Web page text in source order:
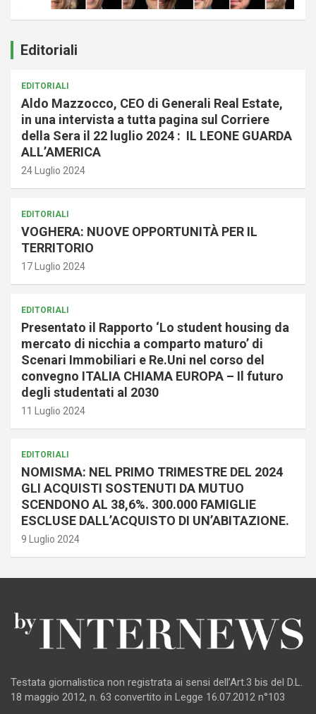
Editoriali
EDITORIALI
Aldo Mazzocco, CEO di Generali Real Estate,
in una intervista a tutta pagina sul Corriere
della Sera il 22 luglio 2024 : IL LEONE GUARDA
ALL’AMERICA
24 Luglio 2024
EDITORIALI
VOGHERA: NUOVE OPPORTUNITÀ PER IL
TERRITORIO
17 Luglio 2024
EDITORIALI
Presentato il Rapporto ‘Lo student housing da
mercato di nicchia a comparto maturo’ di
Scenari Immobiliari e Re.Uni nel corso del
convegno ITALIA CHIAMA EUROPA – Il futuro
degli studentati al 2030
11 Luglio 2024
EDITORIALI
NOMISMA: NEL PRIMO TRIMESTRE DEL 2024
GLI ACQUISTI SOSTENUTI DA MUTUO
SCENDONO AL 38,6%. 300.000 FAMIGLIE
ESCLUSE DALL’ACQUISTO DI UN’ABITAZIONE.
9 Luglio 2024
Testata giornalistica non registrata ai sensi dell’Art.3 bis del D.L.
18 maggio 2012, n. 63 convertito in Legge 16.07.2012 n°103